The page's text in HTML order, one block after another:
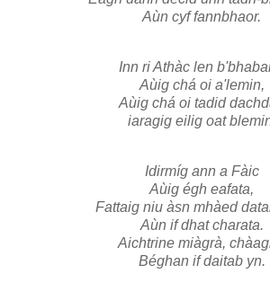
Aùn cyf fannbhaor.
Inn ri Athàc len
Aùig chá oi a'lemin,
Aùig chá oi tadid
iaragig eilig oat
Idirmíg ann a Fàic
Aùig égh eafata,
Fattaig niu àsn mhàed
Aùn if dhat charata.
Aichtrine miàgrà,
Béghan if daitab yn.